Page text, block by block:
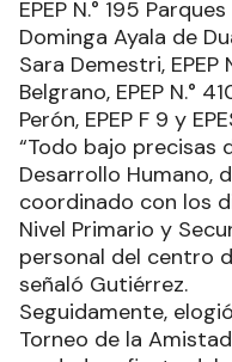
EPEP N.° 195
Dominga Ayala de
Sara Demestri, EPEP
Belgrano, EPEP N.°
Perón, EPEP F 9 y
“Todo bajo precisas
Desarrollo Humano,
coordinado con los
Nivel Primario y
personal del centro
señaló Gutiérrez.
Seguidamente,
Torneo de la